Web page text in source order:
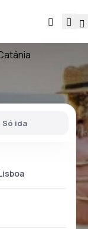
Só ida